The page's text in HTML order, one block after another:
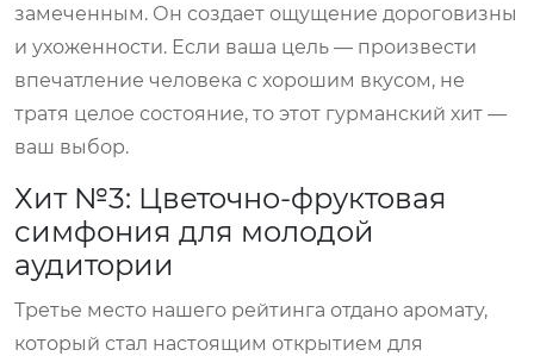
замеченным. Он создает ощущение дороговизны
и ухоженности. Если ваша цель — произвести
впечатление человека с хорошим вкусом, не
тратя целое состояние, то этот гурманский хит —
ваш выбор.
Хит №3: Цветочно-фруктовая
симфония для молодой
аудитории
Третье место нашего рейтинга отдано аромату,
который стал настоящим открытием для